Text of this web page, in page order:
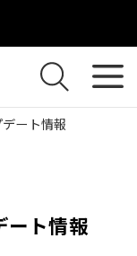
ート情報
ート情報